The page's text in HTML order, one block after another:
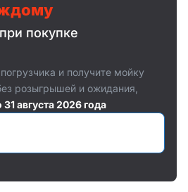
покупке
и получите мойку
розыгрышей и ожидания,
августа 2026 года